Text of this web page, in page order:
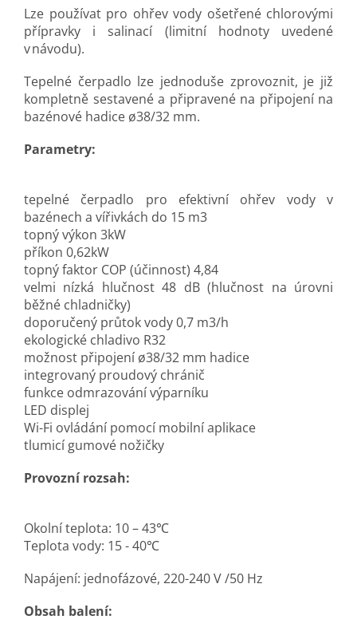
Lze používat pro ohřev vody ošetřené chlorovými
přípravky i salinací (limitní hodnoty uvedené
v návodu).
Tepelné čerpadlo lze jednoduše zprovoznit, je již
kompletně sestavené a připravené na připojení na
bazénové hadice ø38/32 mm.
Parametry:
tepelné čerpadlo pro efektivní ohřev vody v
bazénech a vířivkách do 15 m3
topný výkon 3kW
příkon 0,62kW
topný faktor COP (účinnost) 4,84
velmi nízká hlučnost 48 dB (hlučnost na úrovni
běžné chladničky)
doporučený průtok vody 0,7 m3/h
ekologické chladivo R32
možnost připojení ø38/32 mm hadice
integrovaný proudový chránič
funkce odmrazování výparníku
LED displej
Wi-Fi ovládání pomocí mobilní aplikace
tlumicí gumové nožičky
Provozní rozsah:
Okolní teplota: 10 – 43℃
Teplota vody: 15 - 40℃
Napájení: jednofázové, 220-240 V /50 Hz
Obsah balení: